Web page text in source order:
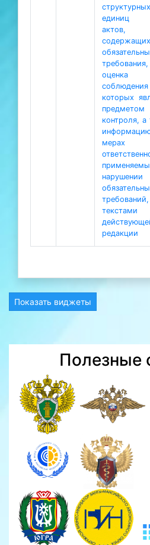
структурных
единиц
актов,
содержащих
требования,
оценка
соблюдения
которых
предметом
контроля, а
мерах
нарушении
редакции
Показать виджеты
Полезные